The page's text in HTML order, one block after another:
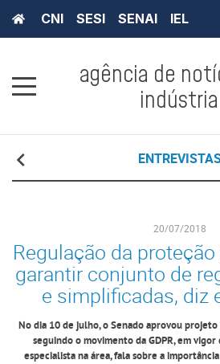
CNI SESI SENAI IEL
agência de
indústria
20/07/2018
Regulação da
garantir conjunto de
e simplificadas, diz
No dia 10 de julho, o Senado aprovou projeto
seguindo o movimento da GDPR, em
especialista na área, fala sobre a